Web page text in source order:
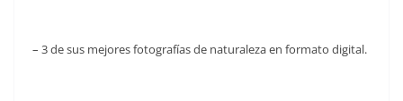
– 3 de sus mejores fotografías de naturaleza en formato digital.